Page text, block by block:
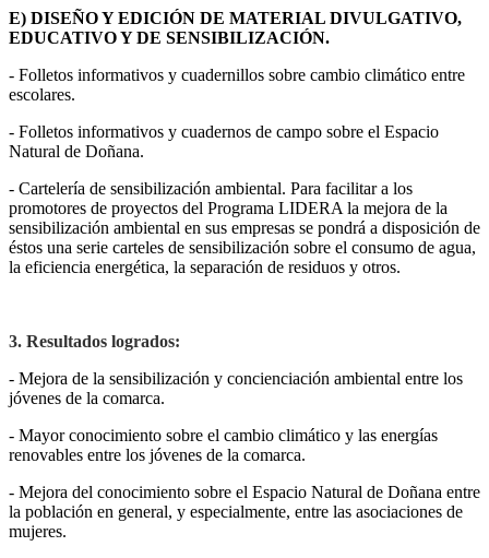
E) DISEÑO Y EDICIÓN DE MATERIAL DIVULGATIVO,
EDUCATIVO Y DE SENSIBILIZACIÓN.
- Folletos informativos y cuadernillos sobre cambio climático entre
escolares.
- Folletos informativos y cuadernos de campo sobre el Espacio
Natural de Doñana.
- Cartelería de sensibilización ambiental. Para facilitar a los
promotores de proyectos del Programa LIDERA la mejora de la
sensibilización ambiental en sus empresas se pondrá a disposición de
éstos una serie carteles de sensibilización sobre el consumo de agua,
la eficiencia energética, la separación de residuos y otros.
3. Resultados logrados:
- Mejora de la sensibilización y concienciación ambiental entre los
jóvenes de la comarca.
- Mayor conocimiento sobre el cambio climático y las energías
renovables entre los jóvenes de la comarca.
- Mejora del conocimiento sobre el Espacio Natural de Doñana entre
la población en general, y especialmente, entre las asociaciones de
mujeres.